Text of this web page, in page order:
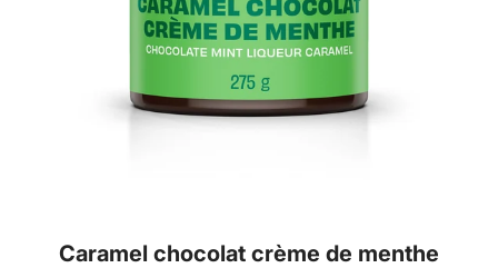
Caramel chocolat crème de menthe